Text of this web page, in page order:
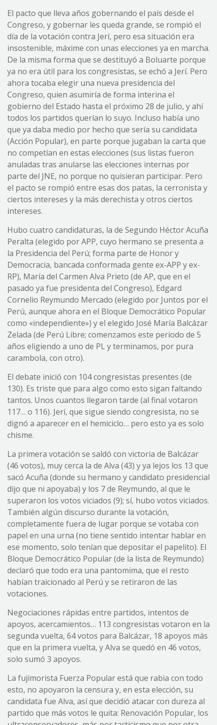
El pacto que lleva años gobernando el país desde el
Congreso, y gobernar les queda grande, se rompió el
día de la votación contra Jerí, pero esa situación era
insostenible, máxime con unas elecciones ya en marcha.
De la misma forma que se destituyó a Boluarte porque
ya no era útil para los congresistas, se echó a Jerí. Pero
ahora tocaba elegir una nueva presidencia del
Congreso, quien asumiría de forma interina el
gobierno del Estado hasta el próximo 28 de julio, y ahí
todos los partidos querían lo suyo. Incluso había uno
que ya daba medio por hecho que sería su candidata
(Acción Popular), en parte porque jugaban la carta que
no competían en estas elecciones (sus listas fueron
anuladas tras anularse las elecciones internas por
parte del JNE, no porque no quisieran participar. Pero
el pacto se rompió entre esas dos patas, la cerronista y
ciertos intereses y la más derechista y otros ciertos
intereses.
Hubo cuatro candidaturas, la de Segundo Héctor Acuña
Peralta (elegido por APP, cuyo hermano se presenta a
la Presidencia del Perú; forma parte de Honor y
Democracia, bancada conformada gente ex-APP y ex-
RP), María del Carmen Alva Prieto (de AP, que en el
pasado ya fue presidenta del Congreso), Edgard
Cornelio Reymundo Mercado (elegido por Juntos por el
Perú, aunque ahora en el Bloque Democrático Popular
como «independiente») y el elegido José María Balcázar
Zelada (de Perú Libre; comenzamos este periodo de 5
años eligiendo a uno de PL y terminamos, por pura
carambola, con otro).
El debate inició con 104 congresistas presentes (de
130). Es triste que para algo como esto sigan faltando
tantos. Unos cuantos llegaron tarde (al final votaron
117… o 116). Jerí, que sigue siendo congresista, no se
dignó a aparecer en el hemiciclo… pero esto ya es solo
chisme.
La primera votación se saldó con victoria de Balcázar
(46 votos), muy cerca la de Alva (43) y ya lejos los 13 que
sacó Acuña (donde su hermano y candidato presidencial
dijo que ni apoyaba) y los 7 de Reymundo, al que le
superaron los votos viciados (9); sí, hubo votos viciados.
También algún discurso durante la votación,
completamente fuera de lugar porque se votaba con
papel en una urna (no tiene sentido intentar hablar en
ese momento, solo tenían que depositar el papelito). El
Bloque Democrático Popular (de la lista de Reymundo)
declaró que todo era una pantomima, que el resto
habían traicionado al Perú y se retiraron de las
votaciones.
Negociaciones rápidas entre partidos, intentos de
apoyos, acercamientos… 113 congresistas votaron en la
segunda vuelta, 64 votos para Balcázar, 18 apoyos más
que en la primera vuelta, y Alva se quedó en 46 votos,
solo sumó 3 apoyos.
La fujimorista Fuerza Popular está que rabia con todo
esto, no apoyaron la censura y, en esta elección, su
candidata fue Alva, así que decidió atacar con dureza al
partido que más votos le quita: Renovación Popular, los